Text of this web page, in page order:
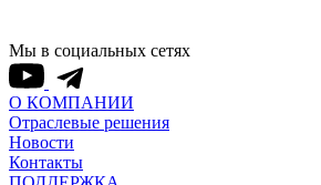
Мы в социальных сетях
О КОМПАНИИ
Отраслевые решения
Новости
Контакты